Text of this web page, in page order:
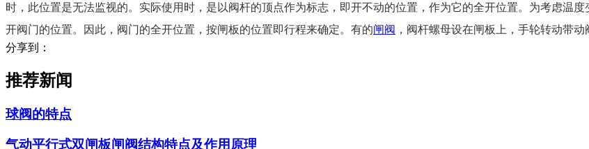
时，此位置是无法监视的。实际使用时，是以阀杆的顶点作为标志，即开不动的位置，作为它的全开位置。为考虑温
开阀门的位置。因此，阀门的全开位置，按闸板的位置即行程来确定。有的闸阀 ，阀杆螺母设在闸板上，手轮转动带
分享到：
推荐新闻
球阀的特点
气动平行式双闸板闸阀结构特点及作用原理